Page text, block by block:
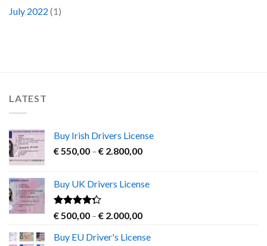
July 2022 (1)
LATEST
Buy Irish Drivers License
€ 550,00 – € 2.800,00Price
through
Buy UK Drivers License
Rated
out
of 5
€ 500,00 – € 2.000,00Price
€ 500,00
Buy EU Driver's License